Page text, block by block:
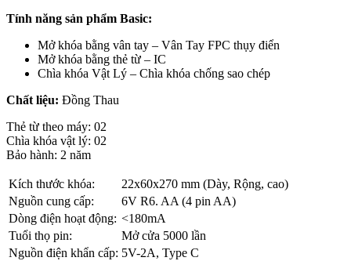
Tính năng sản phẩm Basic:
Mở khóa bằng vân tay – Vân Tay FPC thụy điển
Mở khóa bằng thẻ từ – IC
Chìa khóa Vật Lý – Chìa khóa chống sao chép
Chất liệu: Đồng Thau
Thẻ từ theo máy: 02
Chìa khóa vật lý: 02
Bảo hành: 2 năm
Kích thước khóa:
22x60x270 mm (Dày, Rộng, cao)
Nguồn cung cấp:
6V R6. AA (4 pin AA)
Dòng điện hoạt động: <180mA
Tuổi thọ pin:
Mở cửa 5000 lần
Nguồn điện khẩn cấp: 5V-2A, Type C